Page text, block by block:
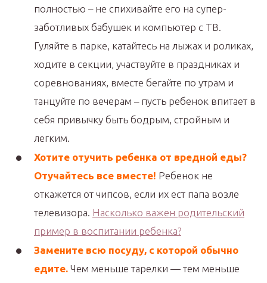
полностью – не спихивайте его на супер-
заботливых бабушек и компьютер с ТВ.
Гуляйте в парке, катайтесь на лыжах и роликах,
ходите в секции, участвуйте в праздниках и
соревнованиях, вместе бегайте по утрам и
танцуйте по вечерам – пусть ребенок впитает в
себя привычку быть бодрым, стройным и
легким.
Хотите отучить ребенка от вредной еды?
Отучайтесь все вместе! Ребенок не
откажется от чипсов, если их ест папа возле
телевизора. Насколько важен родительский
пример в воспитании ребенка?
Замените всю посуду, с которой обычно
едите. Чем меньше тарелки — тем меньше